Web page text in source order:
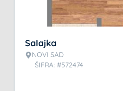
Salajka
NOVI SAD
ŠIFRA: #572474